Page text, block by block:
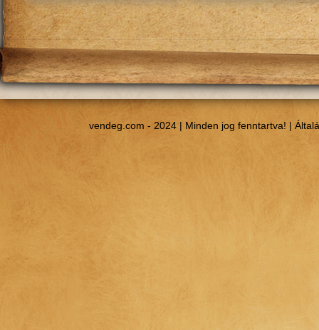
vendeg.com - 2024 | Minden jog fenntartva! |